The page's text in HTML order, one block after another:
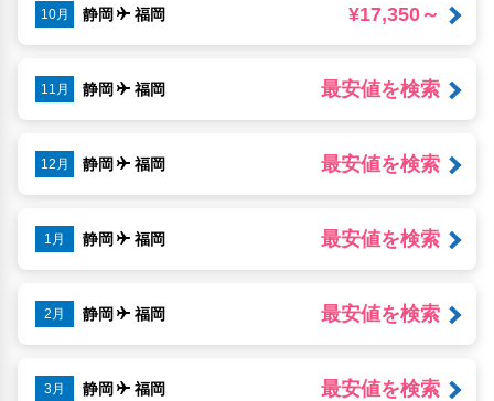
10月 静岡 福岡 ¥17,350～
11月 静岡 福岡 最安値を検索
12月 静岡 福岡 最安値を検索
1月 静岡 福岡 最安値を検索
2月 静岡 福岡 最安値を検索
3月 静岡 福岡 最安値を検索